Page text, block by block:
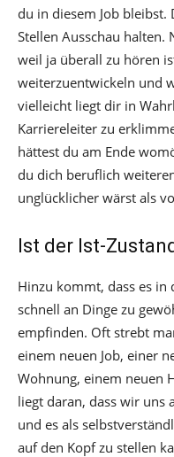
du in diesem Job
Stellen Ausschau halten.
weil ja überall zu hören
weiterzuentwickeln und
vielleicht liegt dir in
Karriereleiter zu
hättest du am Ende
du dich beruflich
unglücklicher wärst als
Ist der Ist-
Hinzu kommt, dass es in
schnell an Dinge zu
empfinden. Oft strebt
einem neuen Job, einer
Wohnung, einem neuen
liegt daran, dass wir uns
und es als
auf den Kopf zu stellen